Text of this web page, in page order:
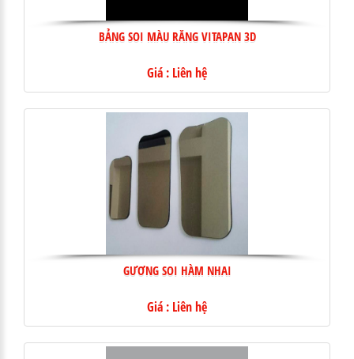
BẢNG SOI MÀU RĂNG VITAPAN 3D
Giá : Liên hệ
GƯƠNG SOI HÀM NHAI
Giá : Liên hệ